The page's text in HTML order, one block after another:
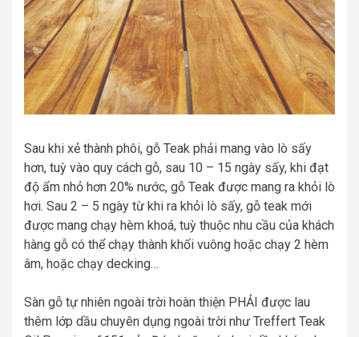
Sau khi xẻ thành phôi, gỗ Teak phải mang vào lò sấy
hơn, tuỳ vào quy cách gỗ, sau 10 – 15 ngày sấy, khi đạt
độ ẩm nhỏ hơn 20% nước, gỗ Teak được mang ra khỏi lò
hơi. Sau 2 – 5 ngày từ khi ra khỏi lò sấy, gỗ teak mới
được mang chạy hèm khoá, tuỳ thuộc nhu cầu của khách
hàng gỗ có thể chạy thành khối vuông hoặc chạy 2 hèm
âm, hoặc chạy decking…
Sàn gỗ tự nhiên ngoài trời hoàn thiện PHẢI được lau
thêm lớp dầu chuyên dụng ngoài trời như Treffert Teak